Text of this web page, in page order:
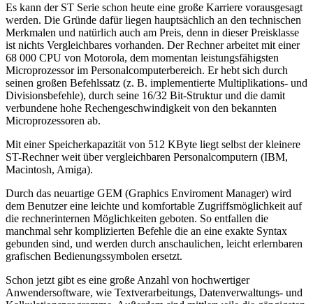
Es kann der ST Serie schon heute eine große Karriere vorausgesagt
werden. Die Gründe dafür liegen hauptsächlich an den technischen
Merkmalen und natürlich auch am Preis, denn in dieser Preisklasse
ist nichts Vergleichbares vorhanden. Der Rechner arbeitet mit einer
68 000 CPU von Motorola, dem momentan leistungsfähigsten
Microprozessor im Personalcomputerbereich. Er hebt sich durch
seinen großen Befehlssatz (z. B. implementierte Multiplikations- und
Divisionsbefehle), durch seine 16/32 Bit-Struktur und die damit
verbundene hohe Rechengeschwindigkeit von den bekannten
Microprozessoren ab.
Mit einer Speicherkapazität von 512 KByte liegt selbst der kleinere
ST-Rechner weit über vergleichbaren Personalcomputern (IBM,
Macintosh, Amiga).
Durch das neuartige GEM (Graphics Enviroment Manager) wird
dem Benutzer eine leichte und komfortable Zugriffsmöglichkeit auf
die rechnerinternen Möglichkeiten geboten. So entfallen die
manchmal sehr komplizierten Befehle die an eine exakte Syntax
gebunden sind, und werden durch anschaulichen, leicht erlernbaren
grafischen Bedienungssymbolen ersetzt.
Schon jetzt gibt es eine große Anzahl von hochwertiger
Anwendersoftware, wie Textverarbeitungs, Datenverwaltungs- und